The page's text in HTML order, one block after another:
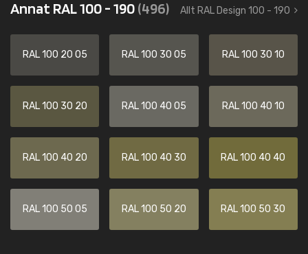
Annat RAL 100 - 190(496) Allt RAL Design 100 - 190
RAL 100 20 05 RAL 100 30 05 RAL 100 30 10
RAL 100 30 20 RAL 100 40 05 RAL 100 40 10
RAL 100 40 20 RAL 100 40 30 RAL 100 40 40
RAL 100 50 05 RAL 100 50 20 RAL 100 50 30